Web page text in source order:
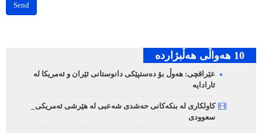
Send
10 هه‌واڵی هه‌ڵبژارده‌
عێراقچی: هەوڵ بۆ دەستپێکی دانوستانی ئێران و ئەمریکا لە
ئارادایە
کاولکاری لە بنکەکانی حەشدی شەعبی لە هێرشی ئەمریکی_
سعوودی